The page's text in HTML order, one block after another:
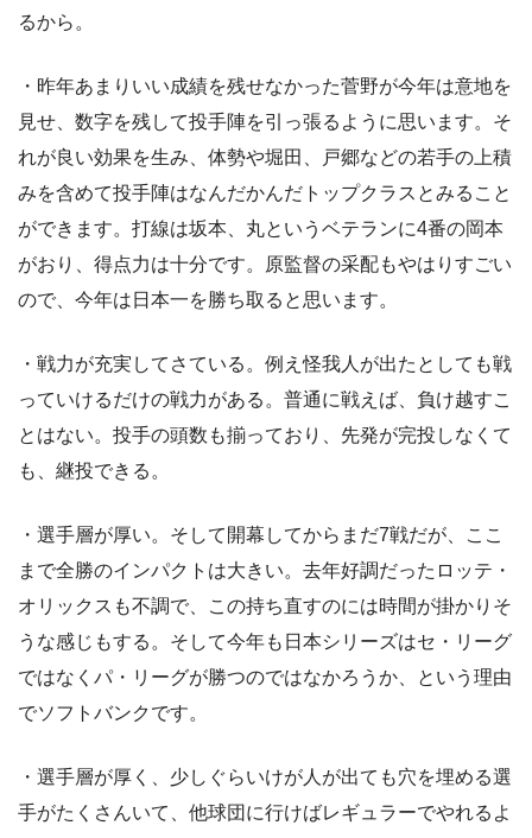
るから。
・昨年あまりいい成績を残せなかった菅野が今年は意地を
見せ、数字を残して投手陣を引っ張るように思います。そ
れが良い効果を生み、体勢や堀田、戸郷などの若手の上積
みを含めて投手陣はなんだかんだトップクラスとみること
ができます。打線は坂本、丸というベテランに4番の岡本
がおり、得点力は十分です。原監督の采配もやはりすごい
ので、今年は日本一を勝ち取ると思います。
・戦力が充実してさている。例え怪我人が出たとしても戦
っていけるだけの戦力がある。普通に戦えば、負け越すこ
とはない。投手の頭数も揃っており、先発が完投しなくて
も、継投できる。
・選手層が厚い。そして開幕してからまだ7戦だが、ここ
まで全勝のインパクトは大きい。去年好調だったロッテ・
オリックスも不調で、この持ち直すのには時間が掛かりそ
うな感じもする。そして今年も日本シリーズはセ・リーグ
ではなくパ・リーグが勝つのではなかろうか、という理由
でソフトバンクです。
・選手層が厚く、少しぐらいけが人が出ても穴を埋める選
手がたくさんいて、他球団に行けばレギュラーでやれるよ